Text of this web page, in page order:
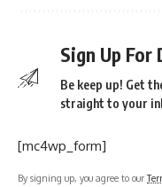
Sign Up
Be keep up! Get
straight to your
[mc4wp_form]
By signing up, you agree to our